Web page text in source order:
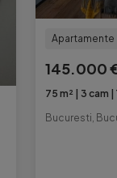
Apartamente
145.000
75 m² 3 cam